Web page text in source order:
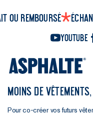
ou remboursé
YouTube
MOINS DE
Pour co-créer vos futurs